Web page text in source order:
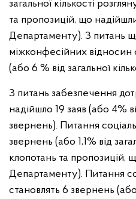
загальної кількості
та пропозицій, що
Департаменту). З питань
міжконфесійних
(або 6 % від загальної
З питань забезпечення
надійшло 19 заяв (або 4%
звернень). Питання
звернень (або 1,1% від
клопотань та пропозицій,
Департаменту). Питання
становлять 6 звернень (або